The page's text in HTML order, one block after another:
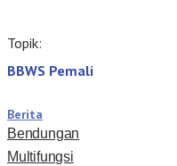
Topik:
BBWS Pemali
Berita
Bendungan
Multifungsi